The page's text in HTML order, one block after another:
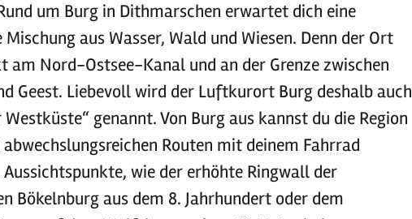
um Burg in Dithmarschen erwartet dich eine
Mischung aus Wasser, Wald und Wiesen. Denn der Ort
am Nord-Ostsee-Kanal und an der Grenze zwischen
Geest. Liebevoll wird der Luftkurort Burg deshalb auch
Westküste“ genannt. Von Burg aus kannst du die Region
Routen mit deinem Fahrrad
Aussichtspunkte, wie der erhöhte Ringwall der
Bökelnburg aus dem 8. Jahrhundert oder dem